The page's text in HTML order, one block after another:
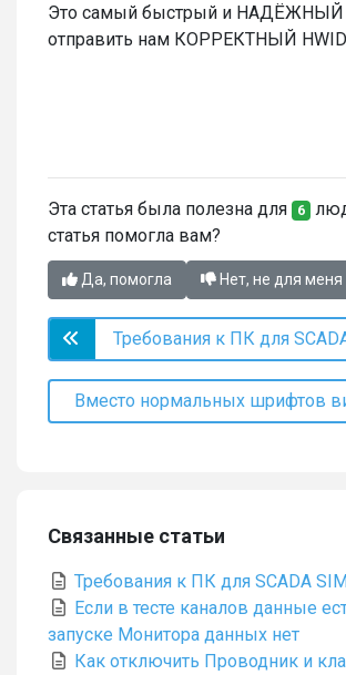
Это самый быстрый и НАДЁЖНЫЙ
отправить нам КОРРЕКТНЫЙ
Эта статья была полезна для 6
статья помогла вам?
Да, помогла Нет, не для меня
Связанные статьи
Требования к ПК для SCADA
Если в тесте каналов данные
запуске Монитора данных нет
Как отключить Проводник и